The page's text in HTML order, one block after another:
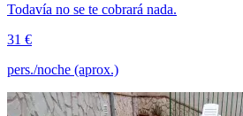
Todavía no se te cobrará nada.
31 €
pers./noche (aprox.)